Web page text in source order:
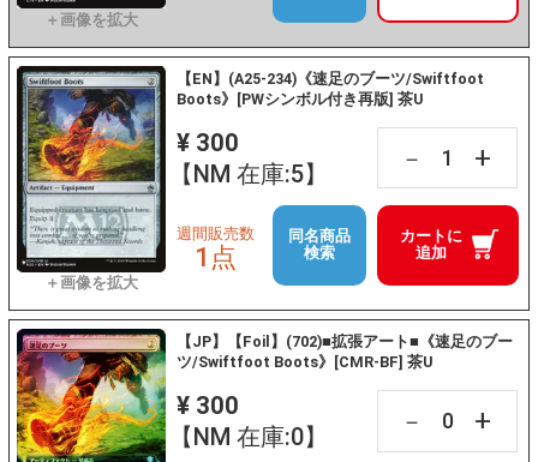
【EN】(A25-234)《速足のブーツ/Swiftfoot
Boots》[PWシンボル付き再版] 茶U
¥ 300
【NM 在庫:5】
－ +
カートに
追加
週間販売数
1点
同名商品
検索
【JP】【Foil】(702)■拡張アート■《速足のブー
ツ/Swiftfoot Boots》[CMR-BF] 茶U
¥ 300
【NM 在庫:0】
－ +